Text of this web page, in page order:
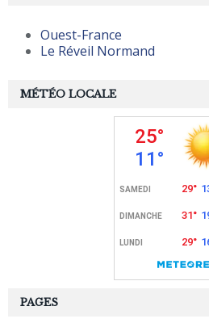
PAGES
MÉTÉO LOCALE
Ouest-France
Le Réveil Normand